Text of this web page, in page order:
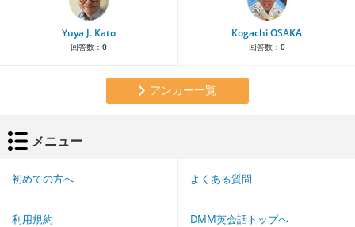
Yuya J. Kato
回答数： 0
Kogachi OSAKA
回答数： 0
アンカー一覧
メニュー
初めての方へ よくある質問
利用規約 DMM英会話トップへ